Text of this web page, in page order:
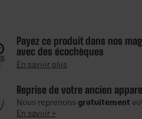
Payez ce produit dans nos
avec des écochèques
En savoir plus
Reprise de votre ancien
Nous reprenons gratuitement
En savoir +